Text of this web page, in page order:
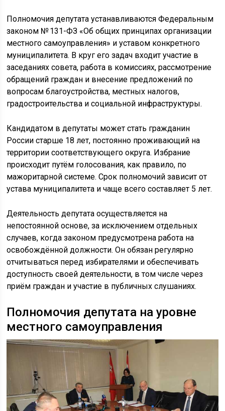
Полномочия депутата устанавливаются Федеральным
законом № 131-ФЗ «Об общих принципах организации
местного самоуправления» и уставом конкретного
муниципалитета. В круг его задач входит участие в
заседаниях совета, работа в комиссиях, рассмотрение
обращений граждан и внесение предложений по
вопросам благоустройства, местных налогов,
градостроительства и социальной инфраструктуры.
Кандидатом в депутаты может стать гражданин
России старше 18 лет, постоянно проживающий на
территории соответствующего округа. Избрание
происходит путём голосования, как правило, по
мажоритарной системе. Срок полномочий зависит от
устава муниципалитета и чаще всего составляет 5 лет.
Деятельность депутата осуществляется на
непостоянной основе, за исключением отдельных
случаев, когда законом предусмотрена работа на
освобождённой должности. Он обязан регулярно
отчитываться перед избирателями и обеспечивать
доступность своей деятельности, в том числе через
приём граждан и участие в публичных слушаниях.
Полномочия депутата на уровне
местного самоуправления